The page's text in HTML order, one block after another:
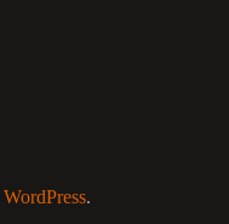
WordPress.